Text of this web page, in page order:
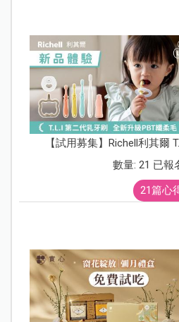
【試用募集】Richell利其爾
數量: 21 已報
21篇心